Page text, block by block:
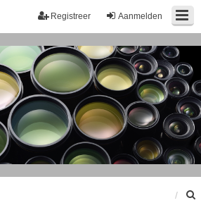
Aanmelden
Registreer